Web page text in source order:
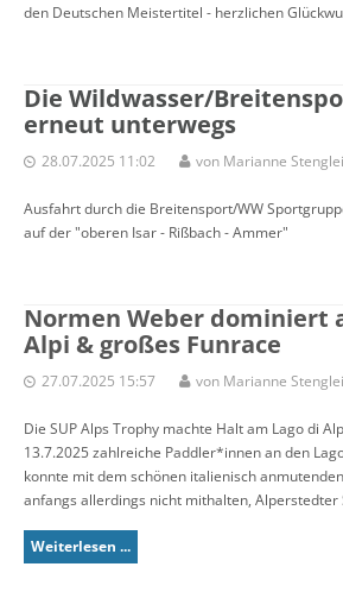
den Deutschen Meistertitel - herzlichen
Die Wildwasser/
erneut unterwegs
28.07.2025 11:02 von Marianne
Ausfahrt durch die Breitensport/WW
auf der "oberen Isar - Rißbach - Ammer"
Normen Weber dominiert
Alpi & großes Funrace
27.07.2025 15:57 von Marianne
Die SUP Alps Trophy machte Halt am Lago di
13.7.2025 zahlreiche Paddler*innen an den
konnte mit dem schönen italienisch
anfangs allerdings nicht mithalten, Alperstedter
Weiterlesen ...